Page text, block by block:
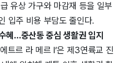
유상 가구와 마감재 등을 일부
입주 비용 부담도 줄인다.
혜…중산동 중심 생활권 입지
트르 라 메르 Ⅰ’은 제3연륙교 진